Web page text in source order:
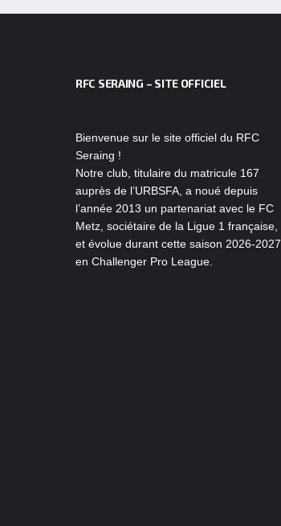
RFC SERAING – SITE OFFICIEL
Bienvenue sur le site officiel du RFC
Seraing !
Notre club, titulaire du matricule 167
auprès de l’URBSFA, a noué depuis
l’année 2013 un partenariat avec le FC
Metz, sociétaire de la Ligue 1 française,
et évolue durant cette saison 2026-2027
en Challenger Pro League.